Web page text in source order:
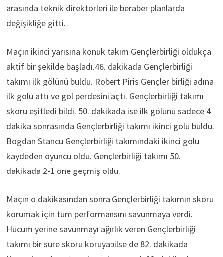
arasında teknik direktörleri ile beraber planlarda
değişikliğe gitti.
Maçın ikinci yarısına konuk takım Gençlerbirliği oldukça
aktif bir şekilde başladı.46. dakikada Gençlerbirliği
takımı ilk gölünü buldu. Robert Piris Gençler birliği adına
ilk golü attı ve gol perdesini açtı. Gençlerbirliği takımı
skoru eşitledi bildi. 50. dakikada ise ilk gölünü sadece 4
dakika sonrasında Gençlerbirliği takımı ikinci golü buldu.
Bogdan Stancu Gençlerbirliği takımındaki ikinci golü
kaydeden oyuncu oldu. Gençlerbirliği takımı 50.
dakikada 2-1 öne geçmiş oldu.
Maçın o dakikasından sonra Gençlerbirliği takımın skoru
korumak için tüm performansını savunmaya verdi.
Hücum yerine savunmayı ağırlık veren Gençlerbirliği
takımı bir süre skoru koruyabilse de 82. dakikada